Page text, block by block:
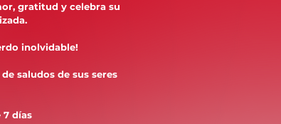
gratitud y celebra su
inolvidable!
saludos de sus seres
7 días